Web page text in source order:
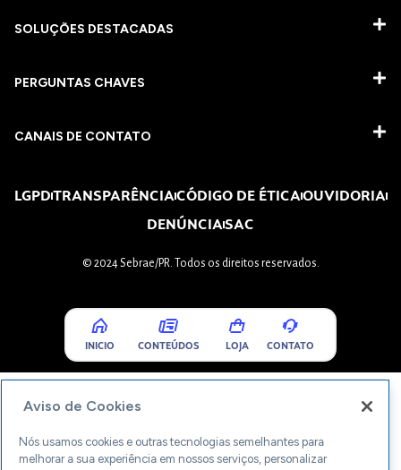
SOLUÇÕES DESTACADAS
PERGUNTAS CHAVES​
CANAIS DE CONTATO
LGPDTRANSPARÊNCIACÓDIGO DE ÉTICAOUVIDORIA
DENÚNCIASAC
© 2024 Sebrae/PR. Todos os direitos reservados.
INICIO CONTEÚDOS LOJA CONTATO
Aviso de Cookies
Nós usamos cookies e outras tecnologias semelhantes para
melhorar a sua experiência em nossos serviços, personalizar